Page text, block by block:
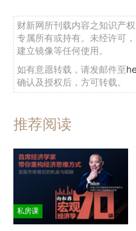
财新网所刊载内容之知识产
专属所有或持有。未经许可
建立镜像等任何使用。
如有意愿转载，请发邮件至
确认及授权后，方可转载。
推荐阅读
私房课